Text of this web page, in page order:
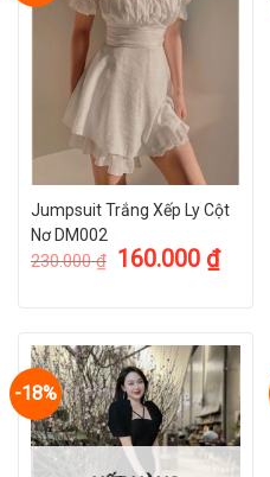
Jumpsuit Trắng Xếp Ly Cột
Nơ DM002
230.000₫ 160.000 ₫
-18%